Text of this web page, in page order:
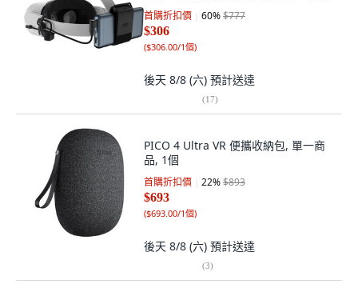
首購折扣價 60%$777
$306
($306.00/1個)
後天 8/8 (六) 預計送達
(17)
PICO 4 Ultra VR 便攜收納包, 單一商
品, 1個
首購折扣價 22%$893
$693
($693.00/1個)
後天 8/8 (六) 預計送達
(3)